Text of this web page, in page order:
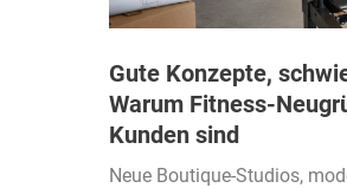
Gute Konzepte,
Warum Fitness-
Kunden sind
Neue Boutique-Studios,